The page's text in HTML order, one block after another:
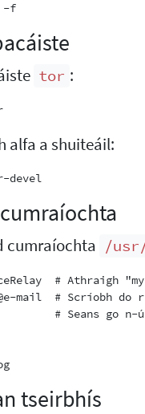
# pkg upgrade -y -f
tor :
# pkg install tor
alfa a shuiteáil:
# pkg install tor-devel
cumraíochta /
# Athraigh
mail  # Scríobh
# Seans go n-
Log notice  syslog
tseirbhís